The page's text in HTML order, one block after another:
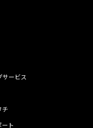
ービス
チ
ト